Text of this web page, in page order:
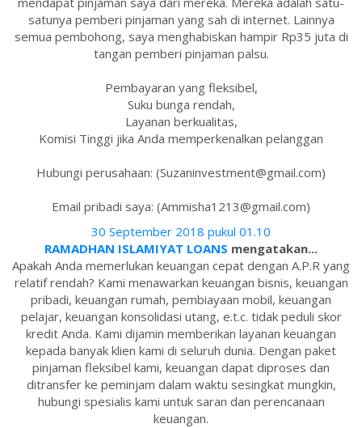
satunya pemberi pinjaman yang sah di internet. Lainnya
semua pembohong, saya menghabiskan hampir Rp35 juta di
tangan pemberi pinjaman palsu.
Pembayaran yang fleksibel,
Suku bunga rendah,
Layanan berkualitas,
Komisi Tinggi jika Anda memperkenalkan pelanggan
Hubungi perusahaan: (Suzaninvestment@gmail.com)
Email pribadi saya: (Ammisha1213@gmail.com)
30 September 2018 pukul 01.10
RAMADHAN ISLAMIYAT LOANS mengatakan...
Apakah Anda memerlukan keuangan cepat dengan A.P.R yang
relatif rendah? Kami menawarkan keuangan bisnis, keuangan
pribadi, keuangan rumah, pembiayaan mobil, keuangan
pelajar, keuangan konsolidasi utang, e.t.c. tidak peduli skor
kredit Anda. Kami dijamin memberikan layanan keuangan
kepada banyak klien kami di seluruh dunia. Dengan paket
pinjaman fleksibel kami, keuangan dapat diproses dan
ditransfer ke peminjam dalam waktu sesingkat mungkin,
hubungi spesialis kami untuk saran dan perencanaan
keuangan.